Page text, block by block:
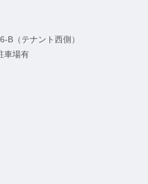
B（テナント西側）
車場有